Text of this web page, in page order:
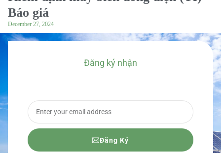
Báo giá
December 27, 2024
Đăng ký nhận
Đăng Ký